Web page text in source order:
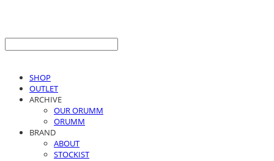
SHOP
OUTLET
ARCHIVE
OUR ORUMM
ORUMM
BRAND
ABOUT
STOCKIST